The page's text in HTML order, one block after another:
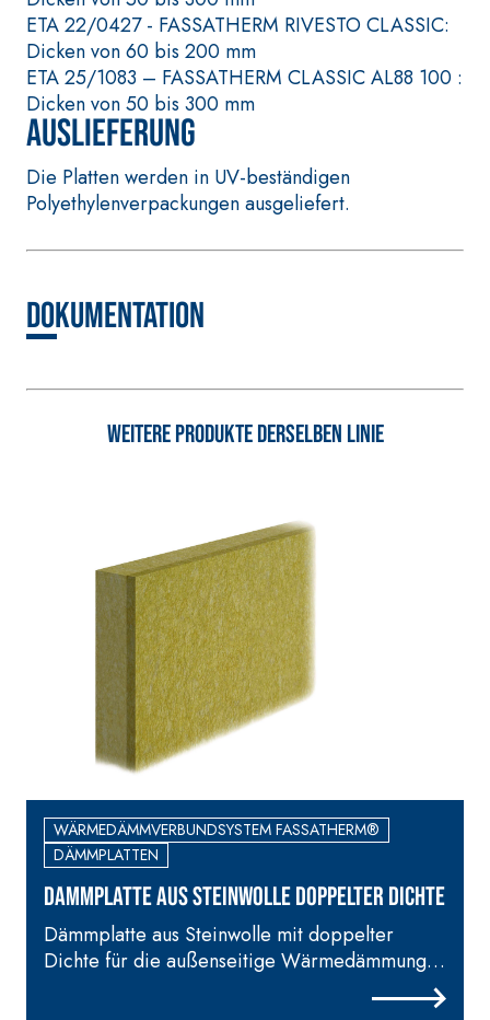
ETA 22/0427 - FASSATHERM RIVESTO CLASSIC:
Dicken von 60 bis 200 mm
ETA 25/1083 – FASSATHERM CLASSIC AL88 100 :
Dicken von 50 bis 300 mm
Auslieferung
Die Platten werden in UV-beständigen
Polyethylenverpackungen ausgeliefert.
Dokumentation
Weitere Produkte derselben Linie
WÄRMEDÄMMVERBUNDSYSTEM FASSATHERM®
DÄMMPLATTEN
DÄMMPLATTE AUS STEINWOLLE DOPPELTER DICHTE
Dämmplatte aus Steinwolle mit doppelter
Dichte für die außenseitige Wärmedämmung
GEOACTIVE R4 40
Polymermodifizierter,
thixotroper und
faserverstärkter Schnellmörtel
bestehend aus speziellen
sulfatbeständigen Bindern, für
die Passivierung, die
Reparatur, die
Verspachtelung und den
Schutz von Betonbauwerken
hoher
WÄRMEDÄMMVERBUNDSYSTEM
FASSATHERM ®
Faservergüteter Leicht-
Spachtelkleber mit
hydraulischem Naturkalk NHL
3,5 und speziellen
Leichtfüllstoffen